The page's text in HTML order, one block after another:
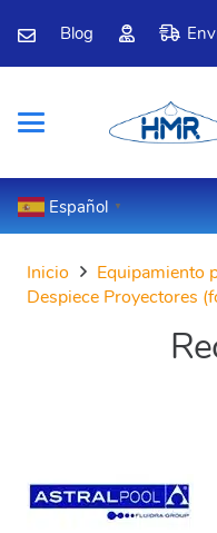
Blog
Español ▼
Inicio Equipamiento
Despiece Proyectores